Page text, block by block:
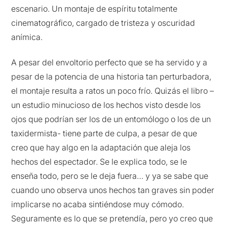
escenario. Un montaje de espíritu totalmente
cinematográfico, cargado de tristeza y oscuridad
anímica.
A pesar del envoltorio perfecto que se ha servido y a
pesar de la potencia de una historia tan perturbadora,
el montaje resulta a ratos un poco frío. Quizás el libro –
un estudio minucioso de los hechos visto desde los
ojos que podrían ser los de un entomólogo o los de un
taxidermista- tiene parte de culpa, a pesar de que
creo que hay algo en la adaptación que aleja los
hechos del espectador. Se le explica todo, se le
enseña todo, pero se le deja fuera… y ya se sabe que
cuando uno observa unos hechos tan graves sin poder
implicarse no acaba sintiéndose muy cómodo.
Seguramente es lo que se pretendía, pero yo creo que